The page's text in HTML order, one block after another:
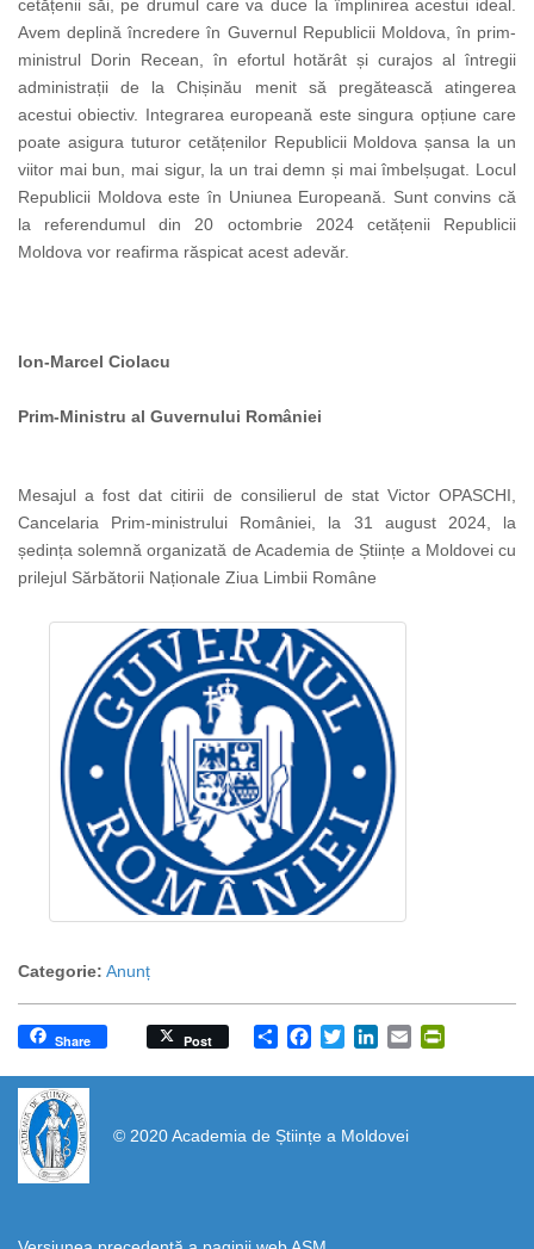
cetățenii săi, pe drumul care va duce la împlinirea acestui ideal.
Avem deplină încredere în Guvernul Republicii Moldova, în prim-
ministrul Dorin Recean, în efortul hotărât și curajos al întregii
administrații de la Chișinău menit să pregătească atingerea
acestui obiectiv. Integrarea europeană este singura opțiune care
poate asigura tuturor cetățenilor Republicii Moldova șansa la un
viitor mai bun, mai sigur, la un trai demn și mai îmbelșugat. Locul
Republicii Moldova este în Uniunea Europeană. Sunt convins că
la referendumul din 20 octombrie 2024 cetățenii Republicii
Moldova vor reafirma răspicat acest adevăr.
Ion-Marcel Ciolacu
Prim-Ministru al Guvernului României
Mesajul a fost dat citirii de consilierul de stat Victor OPASCHI,
Cancelaria Prim-ministrului României, la 31 august 2024, la
ședința solemnă organizată de Academia de Științe a Moldovei cu
prilejul Sărbătorii Naționale Ziua Limbii Române
Categorie: Anunț
Share
Share Post Facebook
TwitterLinkedIn
Email
© 2020 Academia de Științe a Moldovei
https://propletenie.ru/